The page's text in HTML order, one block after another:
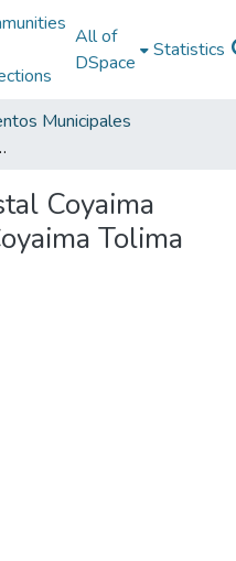
All of
DSpace
Statistics
Municipales
Tolima 2005
Coyaima
Tolima